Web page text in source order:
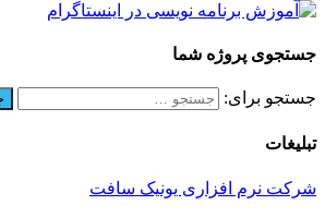
جستجوی پروژه شما
جستجو برای:
تبلیغات
شرکت نرم افزاری یونیک سافت